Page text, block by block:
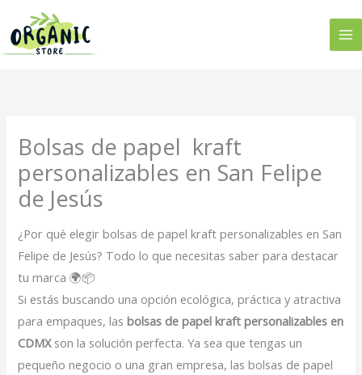
contenido
Bolsas de papel kraft
personalizables en San Felipe
de Jesús
¿Por qué elegir bolsas de papel kraft personalizables en San
Felipe de Jesús? Todo lo que necesitas saber para destacar
tu marca 🌍📦
Si estás buscando una opción ecológica, práctica y atractiva
para empaques, lasbolsas de papel kraft personalizables en
CDMXson la solución perfecta. Ya sea que tengas un
pequeño negocio o una gran empresa, las bolsas de papel